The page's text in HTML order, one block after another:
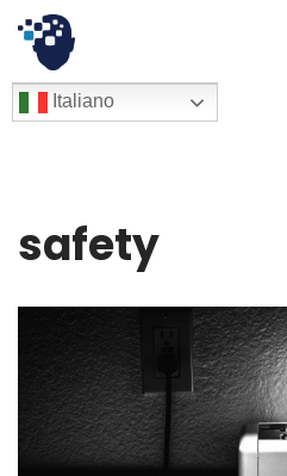
Vai
al
简体中文
English
Français
Italiano
safety